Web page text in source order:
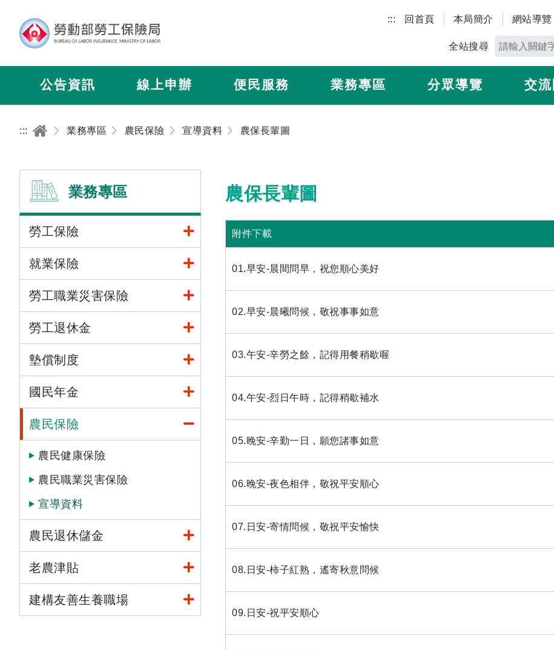
::: 回首頁 本局簡介 網站導覽
全站搜尋
公告資訊 線上申辦 便民服務 業務專區 分眾導覽 交
::: 業務專區 農民保險 宣導資料 農保長輩圖
業務專區
勞工保險
就業保險
勞工職業災害保險
勞工退休金
墊償制度
國民年金
農民保險
農民健康保險
農民職業災害保險
宣導資料
農民退休儲金
老農津貼
建構友善生養職場
農保長輩圖
附件下載
01.早安-晨間問早，祝您順心美好
02.早安-晨曦問候，敬祝事事如意
03.午安-辛勞之餘，記得用餐稍歇喔
04.午安-烈日午時，記得稍歇補水
05.晚安-辛勤一日，願您諸事如意
06.晚安-夜色相伴，敬祝平安順心
07.日安-寄情問候，敬祝平安愉快
08.日安-柿子紅熟，遙寄秋意問候
09.日安-祝平安順心